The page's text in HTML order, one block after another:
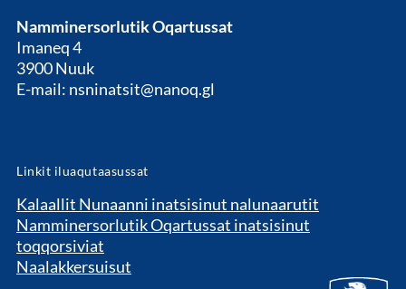
Namminersorlutik Oqartussat
Imaneq 4
3900 Nuuk
E-mail: nsninatsit@nanoq.gl
Linkit iluaqutaasussat
Kalaallit Nunaanni inatsisinut nalunaarutit
Namminersorlutik Oqartussat inatsisinut
toqqorsiviat
Naalakkersuisut